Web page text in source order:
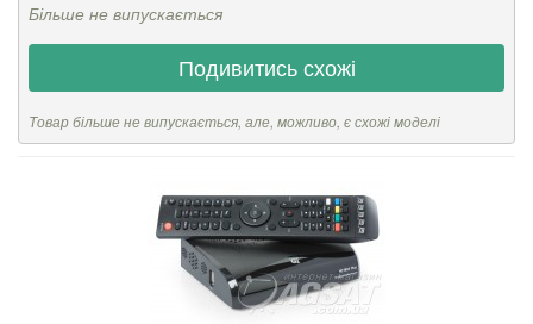
Більше не випускається
Подивитись схожі
Товар більше не випускається, але, можливо, є схожі моделі